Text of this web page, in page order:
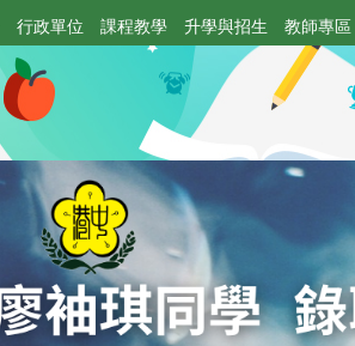
行政單位 課程教學 升學與招生 教師專區